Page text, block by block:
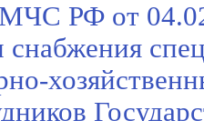
РФ от